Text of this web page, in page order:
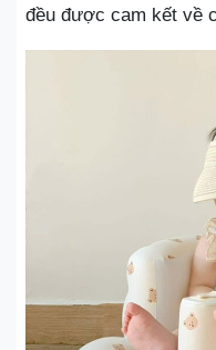
đều được cam kết về